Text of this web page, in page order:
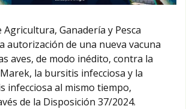
Agricultura, Ganadería y Pesca
autorización de una nueva vacuna
aves, de modo inédito, contra la
la bursitis infecciosa y la
infecciosa al mismo tiempo,
de la Disposición 37/2024.